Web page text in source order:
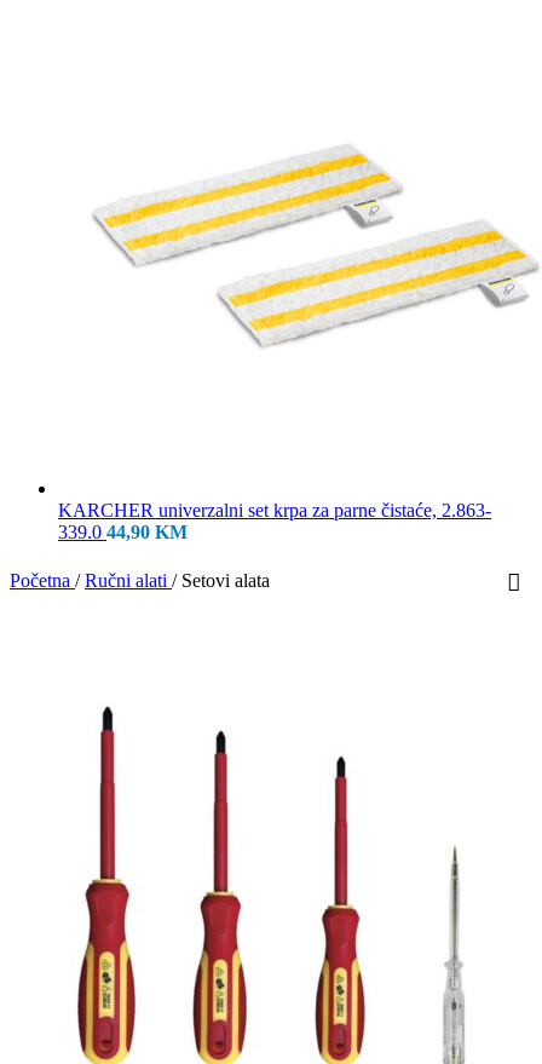
KARCHER univerzalni set krpa za parne čistaće, 2.863-
339.0 44,90 KM
Početna / Ručni alati / Setovi alata